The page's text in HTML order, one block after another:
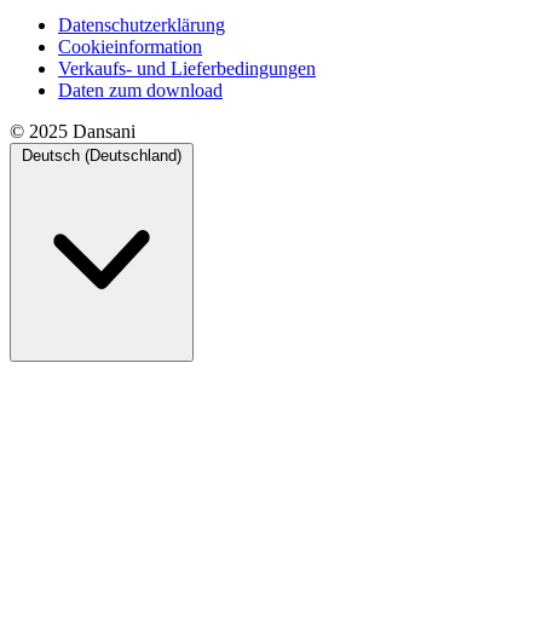
Datenschutzerklärung
Cookieinformation
Verkaufs- und Lieferbedingungen
Daten zum download
© 2025 Dansani
Deutsch (Deutschland)